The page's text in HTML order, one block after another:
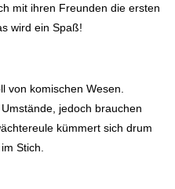
mit ihren Freunden die ersten
wird ein Spaß!
von komischen Wesen.
jedoch brauchen
kümmert sich drum
Stich.